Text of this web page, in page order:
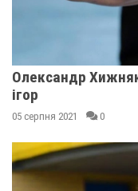
Олександр
ігор
05 серпня 2021 0